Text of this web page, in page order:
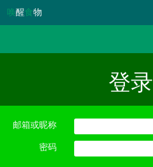
唤醒食物
登录
邮箱或昵称
密码